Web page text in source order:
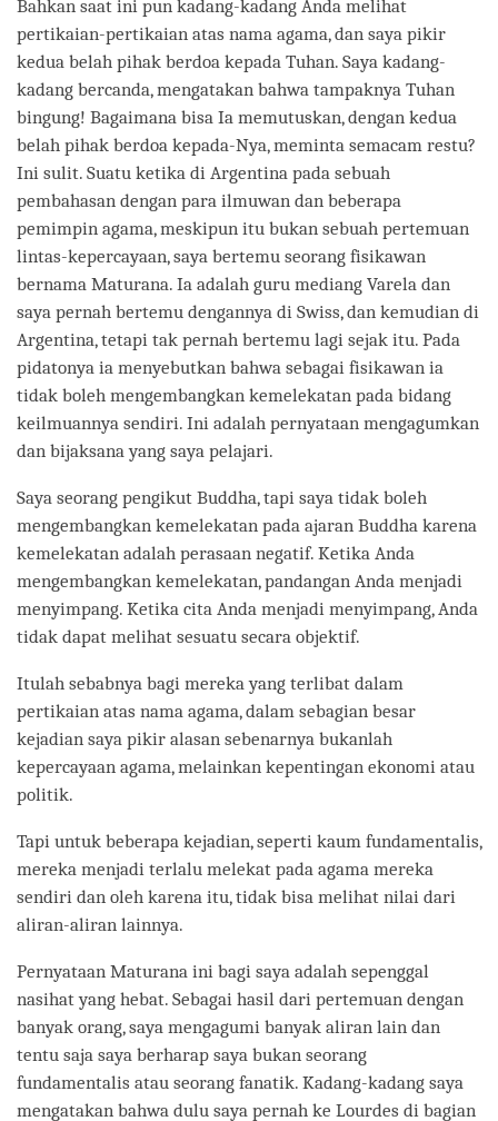
Bahkan saat ini pun kadang-kadang Anda melihat
pertikaian-pertikaian atas nama agama, dan saya pikir
kedua belah pihak berdoa kepada Tuhan. Saya kadang-
kadang bercanda, mengatakan bahwa tampaknya Tuhan
bingung! Bagaimana bisa Ia memutuskan, dengan kedua
belah pihak berdoa kepada-Nya, meminta semacam restu?
Ini sulit. Suatu ketika di Argentina pada sebuah
pembahasan dengan para ilmuwan dan beberapa
pemimpin agama, meskipun itu bukan sebuah pertemuan
lintas-kepercayaan, saya bertemu seorang fisikawan
bernama Maturana. Ia adalah guru mediang Varela dan
saya pernah bertemu dengannya di Swiss, dan kemudian di
Argentina, tetapi tak pernah bertemu lagi sejak itu. Pada
pidatonya ia menyebutkan bahwa sebagai fisikawan ia
tidak boleh mengembangkan kemelekatan pada bidang
keilmuannya sendiri. Ini adalah pernyataan mengagumkan
dan bijaksana yang saya pelajari.
Saya seorang pengikut Buddha, tapi saya tidak boleh
mengembangkan kemelekatan pada ajaran Buddha karena
kemelekatan adalah perasaan negatif. Ketika Anda
mengembangkan kemelekatan, pandangan Anda menjadi
menyimpang. Ketika cita Anda menjadi menyimpang, Anda
tidak dapat melihat sesuatu secara objektif.
Itulah sebabnya bagi mereka yang terlibat dalam
pertikaian atas nama agama, dalam sebagian besar
kejadian saya pikir alasan sebenarnya bukanlah
kepercayaan agama, melainkan kepentingan ekonomi atau
politik.
Tapi untuk beberapa kejadian, seperti kaum fundamentalis,
mereka menjadi terlalu melekat pada agama mereka
sendiri dan oleh karena itu, tidak bisa melihat nilai dari
aliran-aliran lainnya.
Pernyataan Maturana ini bagi saya adalah sepenggal
nasihat yang hebat. Sebagai hasil dari pertemuan dengan
banyak orang, saya mengagumi banyak aliran lain dan
tentu saja saya berharap saya bukan seorang
fundamentalis atau seorang fanatik. Kadang-kadang saya
mengatakan bahwa dulu saya pernah ke Lourdes di bagian